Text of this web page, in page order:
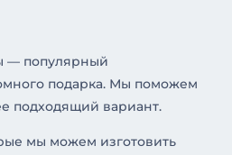
— популярный
подарка. Мы поможем
подходящий вариант.
мы можем изготовить